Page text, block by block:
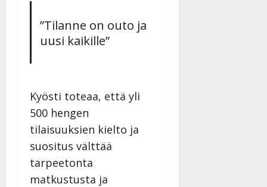
”Tilanne on outo ja
uusi kaikille”
Kyösti toteaa, että yli
500 hengen
tilaisuuksien kielto ja
suositus välttää
tarpeetonta
matkustusta ja